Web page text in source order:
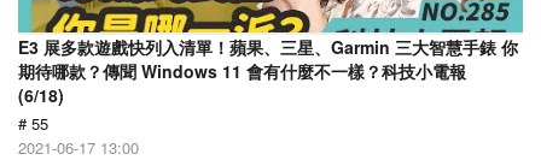
E3 展多款遊戲快列入清單！蘋果、三星、Garmin 三大智慧手錶 你
期待哪款？傳聞 Windows 11 會有什麼不一樣？科技小電報
(6/18)
# 55
2021-06-17 13:00